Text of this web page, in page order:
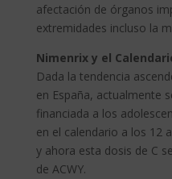
afectación de órganos
extremidades incluso la
Nimenrix y el
Dada la tendencia
en España, actualmente
financiada a los
en el calendario a los 12
y ahora esta dosis de C
de ACWY.